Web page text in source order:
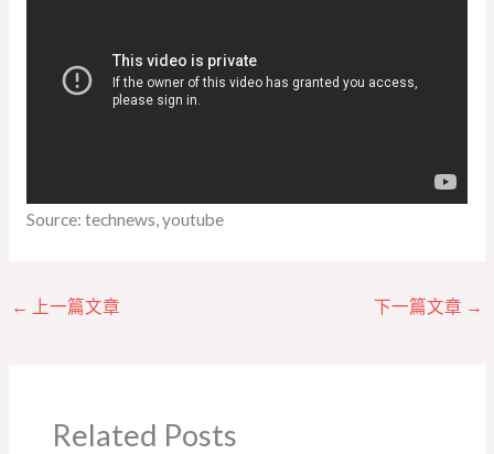
Source: technews, youtube
← 上一篇文章 下一篇文章 →
Related Posts